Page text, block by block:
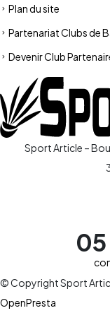
Plan du site
Partenariat Clubs de
Devenir Club
Sport Article –
05
© Copyright Sport
OpenPresta